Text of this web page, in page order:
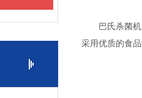
巴氏杀菌机的
采用优质的食